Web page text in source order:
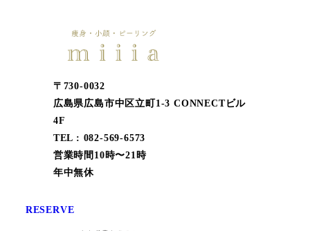
〒730-0032
広島県広島市中区立町1-3 CONNECTビル
4F
TEL : 082-569-6573
営業時間10時〜21時
年中無休
RESERVE